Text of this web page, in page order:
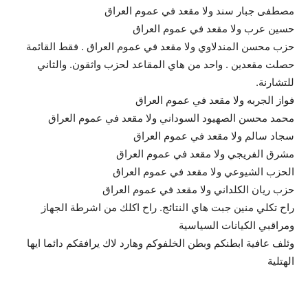
‏مصطفى جبار سند ولا مقعد في عموم العراق
‏حسين عرب ولا مقعد في عموم العراق
‏حزب محسن المندلاوي ولا مقعد في عموم العراق . فقط القائمة
حصلت مقعدين . واحد من هاي المقاعد لحزب واثقون. والثاني
للتشارنة.
‏فواز الجربه ولا مقعد في عموم العراق
‏محمد محسن الصهيود السوداني ولا مقعد في عموم العراق
‏سجاد سالم ولا مقعد في عموم العراق
‏مشرق الفريجي ولا مقعد في عموم العراق
‏الحزب الشيوعي ولا مقعد في عموم العراق
‏حزب ريان الكلداني ولا مقعد في عموم العراق
‏راح تكلي منين جبت هاي النتائج. راح اكلك من اشرطة الجهاز
ومراقبي الكيانات السياسية
‏وئلف عافية ابطنكم وبطن الخلفوكم وهارد لاك يرافقكم دائما ايها
الهتلية